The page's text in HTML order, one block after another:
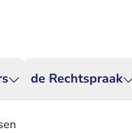
de Rechtspraak